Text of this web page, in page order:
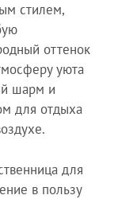
стилем,
оттенок
уюта
шарм и
для отдыха
для
в пользу